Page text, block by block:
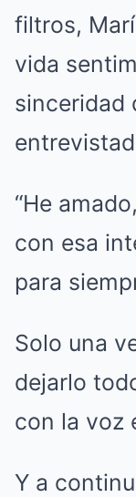
filtros,
vida
sinceridad
“He
con esa
para
Solo una
dejarlo
con la voz
Y a